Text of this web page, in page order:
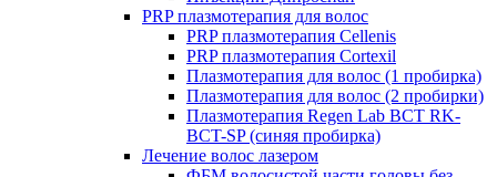
PRP плазмотерапия для волос
PRP плазмотерапия Cellenis
PRP плазмотерапия Cortexil
Плазмотерапия для волос (1 пробирка)
Плазмотерапия для волос (2 пробирки)
Плазмотерапия Regen Lab BCT RK-
BCT-SP (синяя пробирка)
Лечение волос лазером